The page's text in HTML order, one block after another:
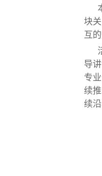
块
互
导
专
续
续